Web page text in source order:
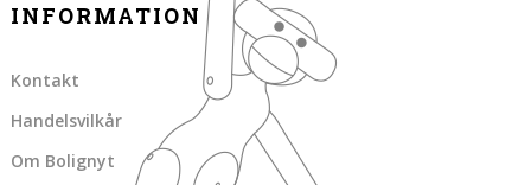
INFORMATION
Kontakt
Handelsvilkår
Om Bolignyt